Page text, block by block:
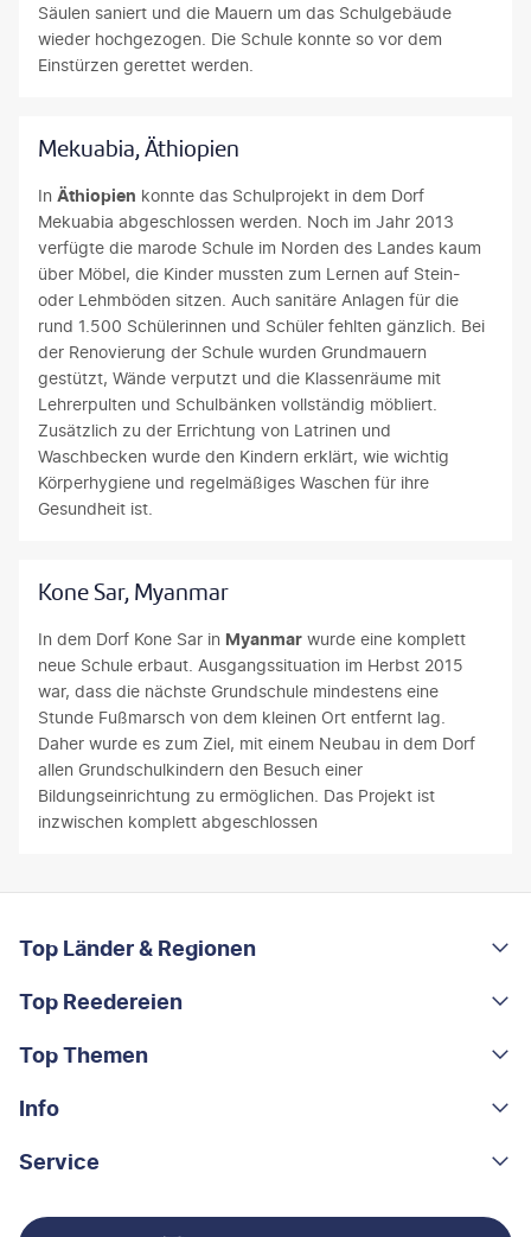
Säulen saniert und die Mauern um das Schulgebäude
wieder hochgezogen. Die Schule konnte so vor dem
Einstürzen gerettet werden.
Mekuabia, Äthiopien
In Äthiopien konnte das Schulprojekt in dem Dorf
Mekuabia abgeschlossen werden. Noch im Jahr 2013
verfügte die marode Schule im Norden des Landes kaum
über Möbel, die Kinder mussten zum Lernen auf Stein-
oder Lehmböden sitzen. Auch sanitäre Anlagen für die
rund 1.500 Schülerinnen und Schüler fehlten gänzlich. Bei
der Renovierung der Schule wurden Grundmauern
gestützt, Wände verputzt und die Klassenräume mit
Lehrerpulten und Schulbänken vollständig möbliert.
Zusätzlich zu der Errichtung von Latrinen und
Waschbecken wurde den Kindern erklärt, wie wichtig
Körperhygiene und regelmäßiges Waschen für ihre
Gesundheit ist.
Kone Sar, Myanmar
In dem Dorf Kone Sar in Myanmar wurde eine komplett
neue Schule erbaut. Ausgangssituation im Herbst 2015
war, dass die nächste Grundschule mindestens eine
Stunde Fußmarsch von dem kleinen Ort entfernt lag.
Daher wurde es zum Ziel, mit einem Neubau in dem Dorf
allen Grundschulkindern den Besuch einer
Bildungseinrichtung zu ermöglichen. Das Projekt ist
inzwischen komplett abgeschlossen
Footer navigation
Top Länder & Regionen
Portugal
Albanien
Griechenland
Top Reedereien
AIDA
MSC Cruises
Costa Kreuzfahrten
Top Themen
Rundreisen
Kleingruppen-Rundreisen
Info
Über uns
Nachhaltigkeit
Service
Kontakt